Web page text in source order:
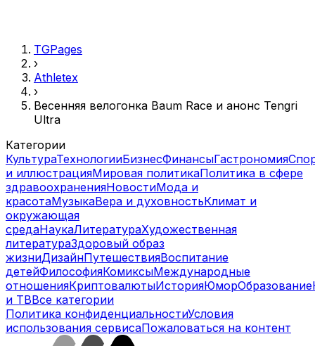
TGPages
›
Athletex
›
Весенняя велогонка Baum Race и анонс Tengri
Ultra
Категории
КультураТехнологииБизнесФинансыГастрономия
и иллюстрацияМировая политикаПолитика в сфере
здравоохраненияНовостиМода и
красотаМузыкаВера и духовностьКлимат и
окружающая
средаНаукаЛитератураХудожественная
литератураЗдоровый образ
жизниДизайнПутешествияВоспитание
детейФилософияКомиксыМеждународные
отношенияКриптовалютыИсторияЮморОбразование
и ТВВсе категории
Политика конфиденциальностиУсловия
использования сервисаПожаловаться на контент